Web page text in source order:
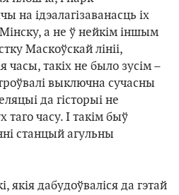
на ідэалагізаванасць іх
Мінску, а не ў нейкім іншым
Маскоўскай лініі,
часы, такіх не было зусім –
выключна сучасны
да гісторыі не
таго часу. І такім быў
станцый агульны
якія дабудоўваліся да гэтай